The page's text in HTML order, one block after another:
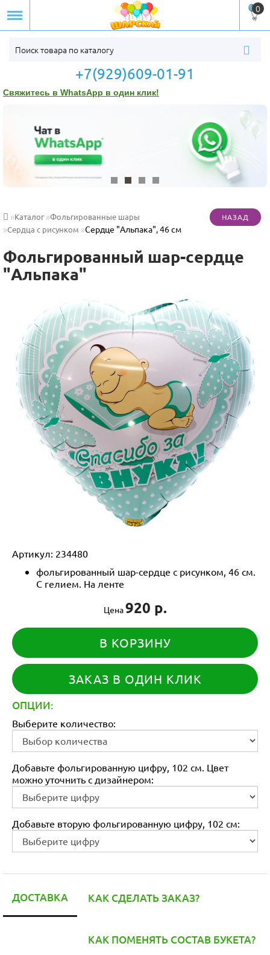
0
+7(929)609-01-91
Свяжитесь в WhatsApp в один клик!
Каталог Фольгированные шары
Сердца с рисунком
Сердце "Альпака", 46 см
Фольгированный шар-сердце
"Альпака"
Артикул: 234480
фольгированный шар-сердце с рисунком, 46 см.
С гелием. На ленте
Цена920 р.
В КОРЗИНУ
ЗАКАЗ В ОДИН КЛИК
ОПЦИИ:
Выберите количество:
Добавьте фольгированную цифру, 102 см. Цвет
можно уточнить с дизайнером:
Добавьте вторую фольгированную цифру, 102 см:
ДОСТАВКА КАК СДЕЛАТЬ ЗАКАЗ?
КАК ПОМЕНЯТЬ СОСТАВ БУКЕТА?